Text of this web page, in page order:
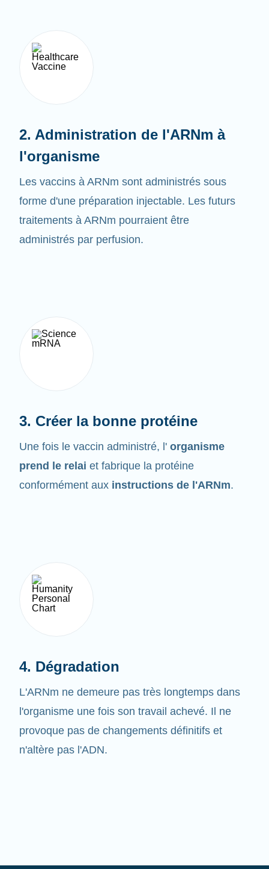
l'organisme
Les vaccins à ARNm sont administrés sous
forme d'une préparation injectable. Les futurs
traitements à ARNm pourraient être
administrés par perfusion.
Une fois le vaccin administré, l'organisme
prend le relaiet fabrique la protéine
conformément auxinstructions de l'ARNm
L'ARNm ne demeure pas très longtemps dans
l'organisme une fois son travail achevé. Il ne
provoque pas de changements définitifs et
n'altère pas l'ADN.